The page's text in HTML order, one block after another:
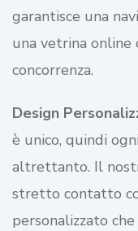
garantisce una
una vetrina online
concorrenza.
Design
è unico, quindi
altrettanto. Il
stretto contatto
personalizzato